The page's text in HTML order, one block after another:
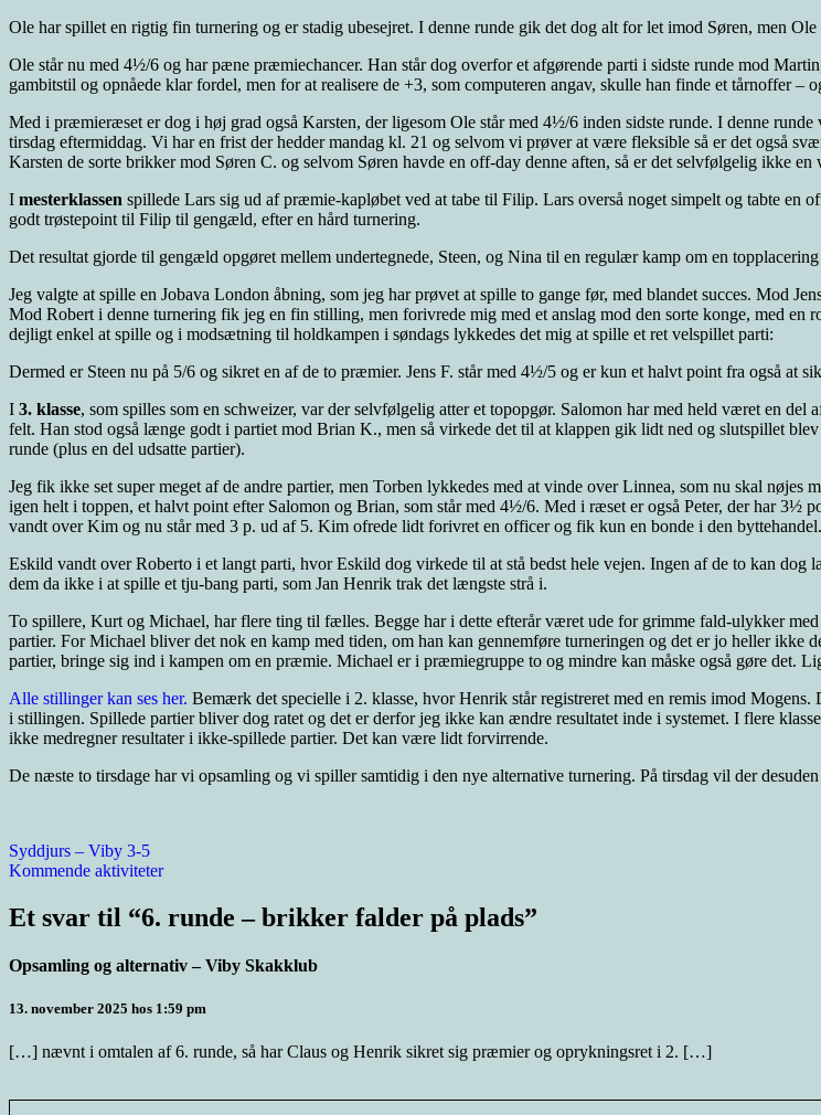
Ole har spillet en rigtig fin turnering og er stadig ubesejret. I denne runde gik det dog alt for let imod Søren, men
Ole står nu med 4½/6 og har pæne præmiechancer. Han står dog overfor et afgørende parti i sidste runde mod
gambitstil og opnåede klar fordel, men for at realisere de +3, som computeren angav, skulle han finde et tårnoffer –
Med i præmieræset er dog i høj grad også Karsten, der ligesom Ole står med 4½/6 inden sidste runde. I denne
tirsdag eftermiddag. Vi har en frist der hedder mandag kl. 21 og selvom vi prøver at være fleksible så er det også
Karsten de sorte brikker mod Søren C. og selvom Søren havde en off-day denne aften, så er det selvfølgelig ikke
I mesterklassen spillede Lars sig ud af præmie-kapløbet ved at tabe til Filip. Lars overså noget simpelt og tabte en
godt trøstepoint til Filip til gengæld, efter en hård turnering.
Det resultat gjorde til gengæld opgøret mellem undertegnede, Steen, og Nina til en regulær kamp om en
Jeg valgte at spille en Jobava London åbning, som jeg har prøvet at spille to gange før, med blandet succes. Mod
Mod Robert i denne turnering fik jeg en fin stilling, men forivrede mig med et anslag mod den sorte konge, med
dejligt enkel at spille og i modsætning til holdkampen i søndags lykkedes det mig at spille et ret velspillet parti:
Dermed er Steen nu på 5/6 og sikret en af de to præmier. Jens F. står med 4½/5 og er kun et halvt point fra også at
I 3. klasse, som spilles som en schweizer, var der selvfølgelig atter et topopgør. Salomon har med held været en
felt. Han stod også længe godt i partiet mod Brian K., men så virkede det til at klappen gik lidt ned og slutspillet
runde (plus en del udsatte partier).
Jeg fik ikke set super meget af de andre partier, men Torben lykkedes med at vinde over Linnea, som nu skal
igen helt i toppen, et halvt point efter Salomon og Brian, som står med 4½/6. Med i ræset er også Peter, der har 3½
vandt over Kim og nu står med 3 p. ud af 5. Kim ofrede lidt forivret en officer og fik kun en bonde i den byttehandel.
Eskild vandt over Roberto i et langt parti, hvor Eskild dog virkede til at stå bedst hele vejen. Ingen af de to kan
dem da ikke i at spille et tju-bang parti, som Jan Henrik trak det længste strå i.
To spillere, Kurt og Michael, har flere ting til fælles. Begge har i dette efterår været ude for grimme fald-ulykker
partier. For Michael bliver det nok en kamp med tiden, om han kan gennemføre turneringen og det er jo heller ikke
partier, bringe sig ind i kampen om en præmie. Michael er i præmiegruppe to og mindre kan måske også gøre det.
Alle stillinger kan ses her. Bemærk det specielle i 2. klasse, hvor Henrik står registreret med en remis imod
i stillingen. Spillede partier bliver dog ratet og det er derfor jeg ikke kan ændre resultatet inde i systemet. I flere
ikke medregner resultater i ikke-spillede partier. Det kan være lidt forvirrende.
De næste to tirsdage har vi opsamling og vi spiller samtidig i den nye alternative turnering. På tirsdag vil der
Indlægsnavigation
Syddjurs – Viby 3-5
Kommende aktiviteter
Et svar til “6. runde – brikker falder på plads”
Opsamling og alternativ – Viby Skakklub
13. november 2025 hos 1:59 pm
[…] nævnt i omtalen af 6. runde, så har Claus og Henrik sikret sig præmier og oprykningsret i 2. […]